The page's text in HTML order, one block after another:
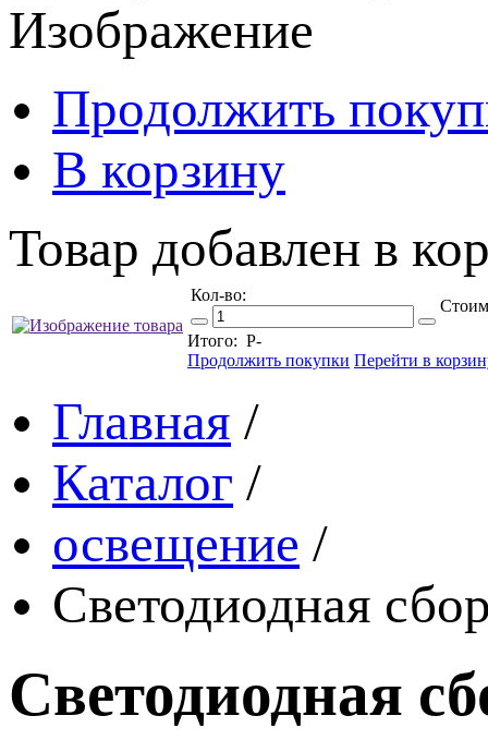
Изображение
Продолжить
В корзину
Товар добавлен в
Кол-во:
Итого: Р-
Продолжить покупки Перейти в
Главная /
Каталог /
освещение /
Светодиодная
Светодиодная